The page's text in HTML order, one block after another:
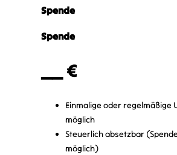
Spende
Spende
__ €
Einmalige oder regelmäßige
möglich
Steuerlich absetzbar
möglich)